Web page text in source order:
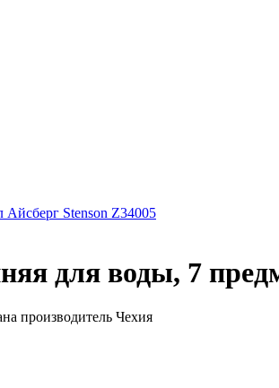
Stenson Z34005
для воды, 7
производитель Чехия